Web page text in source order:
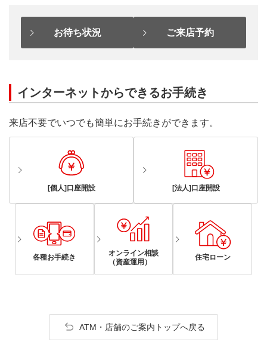
お待ち状況 ご来店予約
インターネットからできるお手続き
来店不要でいつでも簡単にお手続きができます。
[個人]口座開設 [法人]口座開設
各種お手続き
オンライン相談
（資産運用）
住宅ローン
ATM・店舗のご案内トップへ戻る